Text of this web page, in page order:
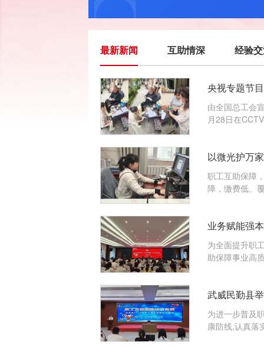
最新新闻 互助情深 经验
央视专题节
由全国总工会
月28日在
以微光护万
职工互助保障
障，缴费低、
业务赋能强
为全面提升职
助保障事业高
武威民勤县
为进一步普及
康防线,认真落